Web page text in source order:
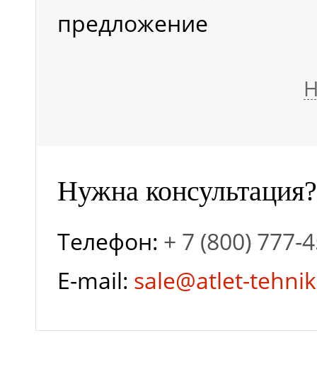
предложение
Нужна консультация?
Телефон: + 7 (800) 777-
E-mail: sale@atlet-